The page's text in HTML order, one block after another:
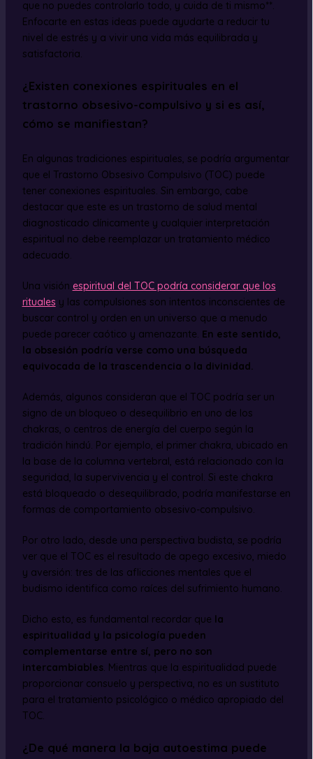
que no puedes controlarlo todo, y cuida de ti mismo**.
Enfocarte en estas ideas puede ayudarte a reducir tu
nivel de estrés y a vivir una vida más equilibrada y
satisfactoria.
¿Existen conexiones espirituales en el
trastorno obsesivo-compulsivo y si es así,
cómo se manifiestan?
En algunas tradiciones espirituales, se podría argumentar
que el Trastorno Obsesivo Compulsivo (TOC) puede
tener conexiones espirituales. Sin embargo, cabe
destacar que este es un trastorno de salud mental
diagnosticado clínicamente y cualquier interpretación
espiritual no debe reemplazar un tratamiento médico
adecuado.
Una visión espiritual del TOC podría considerar que los
rituales y las compulsiones son intentos inconscientes de
buscar control y orden en un universo que a menudo
puede parecer caótico y amenazante. En este sentido,
la obsesión podría verse como una búsqueda
equivocada de la trascendencia o la divinidad.
Además, algunos consideran que el TOC podría ser un
signo de un bloqueo o desequilibrio en uno de los
chakras, o centros de energía del cuerpo según la
tradición hindú. Por ejemplo, el primer chakra, ubicado en
la base de la columna vertebral, está relacionado con la
seguridad, la supervivencia y el control. Si este chakra
está bloqueado o desequilibrado, podría manifestarse en
formas de comportamiento obsesivo-compulsivo.
Por otro lado, desde una perspectiva budista, se podría
ver que el TOC es el resultado de apego excesivo, miedo
y aversión: tres de las aflicciones mentales que el
budismo identifica como raíces del sufrimiento humano.
Dicho esto, es fundamental recordar que la
espiritualidad y la psicología pueden
complementarse entre sí, pero no son
intercambiables. Mientras que la espiritualidad puede
proporcionar consuelo y perspectiva, no es un sustituto
para el tratamiento psicológico o médico apropiado del
TOC.
¿De qué manera la baja autoestima puede